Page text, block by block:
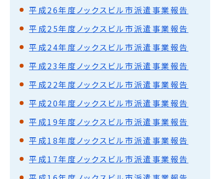
平成26年度ノックスビル市派遣事業報告
平成25年度ノックスビル市派遣事業報告
平成24年度ノックスビル市派遣事業報告
平成23年度ノックスビル市派遣事業報告
平成22年度ノックスビル市派遣事業報告
平成20年度ノックスビル市派遣事業報告
平成19年度ノックスビル市派遣事業報告
平成18年度ノックスビル市派遣事業報告
平成17年度ノックスビル市派遣事業報告